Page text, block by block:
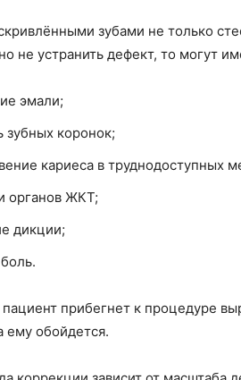
зубами не только
не устранить дефект, то могут
эмали;
зубных коронок;
кариеса в труднодоступных
органов ЖКТ;
дикции;
прибегнет к процедуре
ему обойдется.